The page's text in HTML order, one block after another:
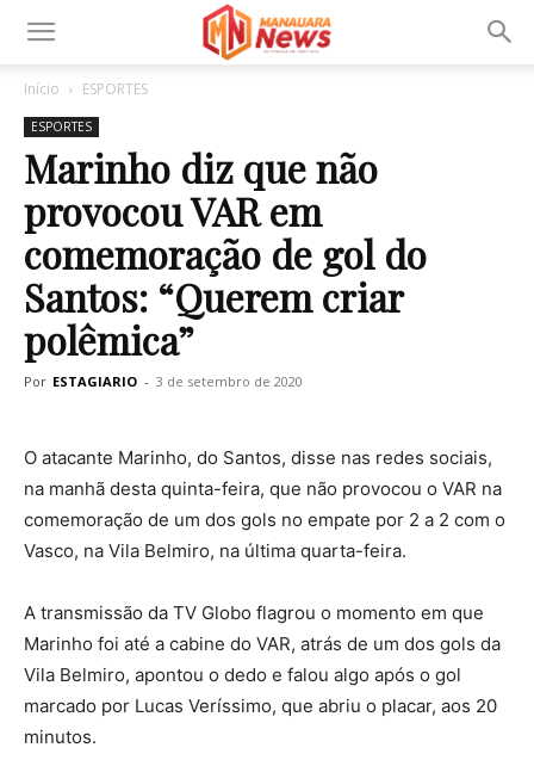
Início ESPORTES
ESPORTES
Marinho diz que não
provocou VAR em
comemoração de gol do
Santos: “Querem criar
polêmica”
Por ESTAGIARIO - 3 de setembro de 2020
O atacante Marinho, do Santos, disse nas redes sociais,
na manhã desta quinta-feira, que não provocou o VAR na
comemoração de um dos gols no empate por 2 a 2 com o
Vasco, na Vila Belmiro, na última quarta-feira.
A transmissão da TV Globo flagrou o momento em que
Marinho foi até a cabine do VAR, atrás de um dos gols da
Vila Belmiro, apontou o dedo e falou algo após o gol
marcado por Lucas Veríssimo, que abriu o placar, aos 20
minutos.